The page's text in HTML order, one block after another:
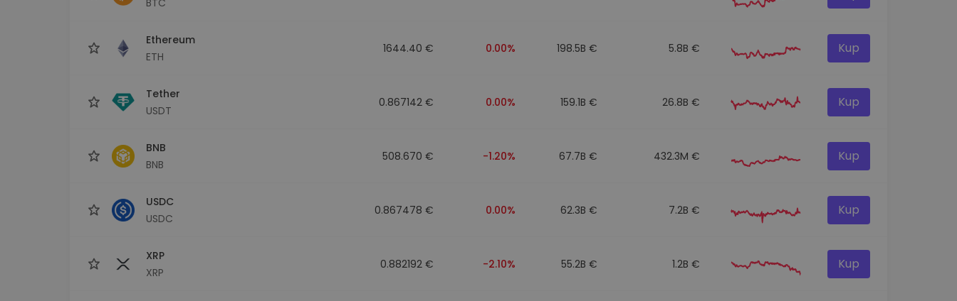
Ethereum
ETH
1644.40 € 0.00% 198.5B € 5.8B € Kup
Tether
USDT
0.867142 € 0.00% 159.1B € 26.8B € Kup
BNB
BNB
508.670 € -1.20% 67.7B € 432.3M € Kup
USDC
USDC
0.867478 € 0.00% 62.3B € 7.2B € Kup
XRP
XRP
0.882192 € -2.10% 55.2B € 1.2B € Kup